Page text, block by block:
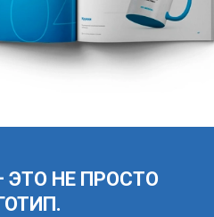
НЕ ПРОСТО